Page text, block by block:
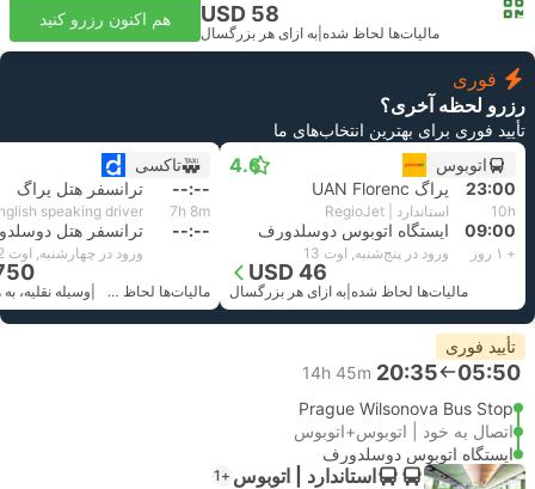
USD 58
مالیات‌ها لحاظ شده به ازای هر بزرگسال
هم اکنون رزرو کنید
فوری
رزرو لحظه آخری؟
تأیید فوری برای بهترین انتخاب‌های ما
اتوبوس
4.6
23:00 پراگ UAN Florenc
10h استاندارد | RegioJet
09:00 ایستگاه اتوبوس دوسلدورف
+ ۱ روز ورود در پنج‌شنبه, اوت 13
USD 46
مالیات‌ها لحاظ شده به ازای هر بزرگسال
تاکسی
--:--
ترانسفر هتل پراگ
7h 8m
--:-- ترانسفر هتل
ورود در چهارشنبه, اوت 12
مالیات‌ها لحاظ شده
تأیید فوری
05:50
20:35
14h 45m
Prague Wilsonova Bus Stop
اتصال به خود | اتوبوس+اتوبوس
ایستگاه اتوبوس دوسلدورف
استاندارد | اتوبوس +1